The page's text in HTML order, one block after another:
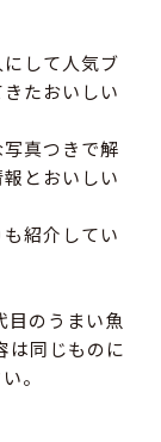
して人気ブ
たおいしい
真つきで解
とおいしい
紹介してい
のうまい魚
同じものに
。